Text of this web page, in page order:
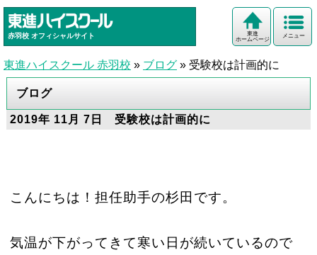
赤羽校 オフィシャルサイト メニュー
東進
ホームページ
東進ハイスクール 赤羽校 » ブログ » 受験校は計画的に
ブログ
2019年 11月 7日 受験校は計画的に
こんにちは！担任助手の杉田です。
気温が下がってきて寒い日が続いているので